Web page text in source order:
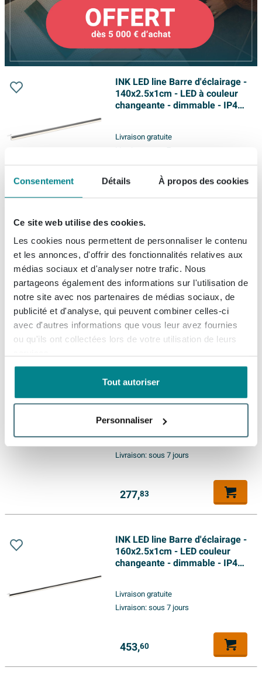
Consentement Détails À propos des cookies
Ce site web utilise des cookies.
Les cookies nous permettent de personnaliser le contenu
et les annonces, d'offrir des fonctionnalités relatives aux
médias sociaux et d'analyser notre trafic. Nous
partageons également des informations sur l'utilisation de
notre site avec nos partenaires de médias sociaux, de
publicité et d'analyse, qui peuvent combiner celles-ci
avec d'autres informations que vous leur avez fournies
ou qu'ils ont collectées lors de votre utilisation de leurs
Tout autoriser
Personnaliser
INK LED line Barre d'éclairage -
140x2.5x1cm - LED à couleur
changeante - dimmable - IP44
Livraison gratuite
396,
INK LED line Barre d'éclairage -
120x2.5x1cm - LED changeant
de couleur - dimmable - IP44 -
4200K - pour miroir ou armoire
de toilette - Argent
Livraison gratuite
Livraison:sous 7 jours
340, 20
INK LED line Barre d'éclairage -
70x2.5x1cm - LED à couleur
- 4200K - pour miroir ou
armoire de toilette - Argent
Livraison:sous 7 jours
277,83
INK LED line Barre d'éclairage -
160x2.5x1cm - LED couleur
changeante - dimmable - IP44
Livraison gratuite
Livraison:sous 7 jours
453,60